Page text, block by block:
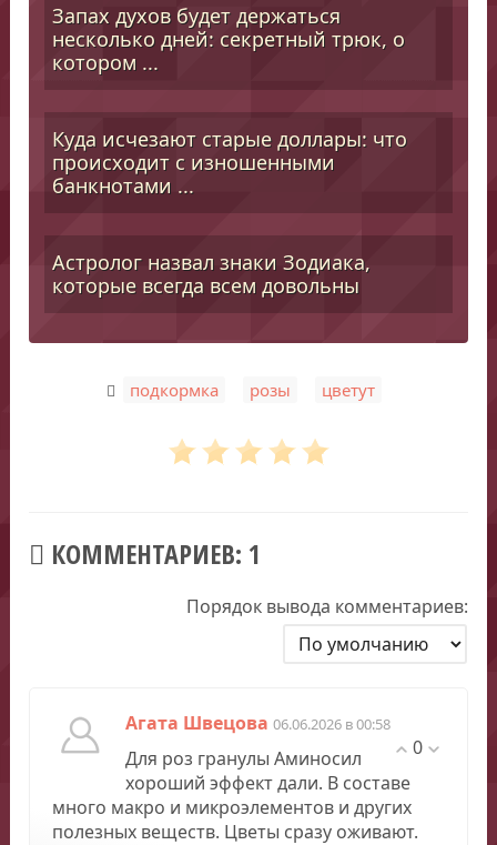
Запах духов будет держаться
несколько дней: секретный трюк, о
котором ...
Куда исчезают старые доллары: что
происходит с изношенными
банкнотами ...
Астролог назвал знаки Зодиака,
которые всегда всем довольны
подкормка розы цветут
КОММЕНТАРИЕВ: 1
Порядок вывода комментариев:
Агата Швецова 06.06.2026 в 00:58
0
Для роз гранулы Аминосил
хороший эффект дали. В составе
много макро и микроэлементов и других
полезных веществ. Цветы сразу оживают.